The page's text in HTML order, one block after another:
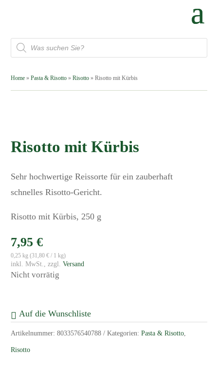
Products
search
Home »Pasta & Risotto »Risotto » Risotto mit Kürbis
Risotto mit Kürbis
Sehr hochwertige Reissorte für ein zauberhaft
schnelles Risotto-Gericht.
Risotto mit Kürbis, 250 g
7,95€
0,25 kg (31,80€ / 1 kg)
zzgl.Versand
Nicht vorrätig
Auf die Wunschliste
Artikelnummer:8033576540788 Kategorien:Pasta & Risotto,
Risotto